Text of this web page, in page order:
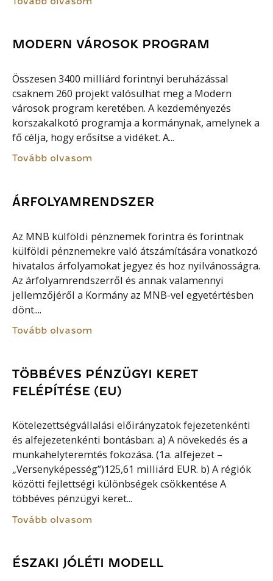
MODERN VÁROSOK PROGRAM
Összesen 3400 milliárd forintnyi beruházással
csaknem 260 projekt valósulhat meg a Modern
városok program keretében. A kezdeményezés
korszakalkotó programja a kormánynak, amelynek a
fő célja, hogy erősítse a vidéket. A...
Tovább olvasom
ÁRFOLYAMRENDSZER
Az MNB külföldi pénznemek forintra és forintnak
külföldi pénznemekre való átszámítására vonatkozó
hivatalos árfolyamokat jegyez és hoz nyilvánosságra.
Az árfolyamrendszerről és annak valamennyi
jellemzőjéről a Kormány az MNB-vel egyetértésben
dönt....
Tovább olvasom
TÖBBÉVES PÉNZÜGYI KERET
FELÉPÍTÉSE (EU)
Kötelezettségvállalási előirányzatok fejezetenkénti
és alfejezetenkénti bontásban: a) A növekedés és a
munkahelyteremtés fokozása. (1a. alfejezet –
„Versenyképesség”)125,61 milliárd EUR. b) A régiók
közötti fejlettségi különbségek csökkentése A
többéves pénzügyi keret...
Tovább olvasom
ÉSZAKI JÓLÉTI MODELL